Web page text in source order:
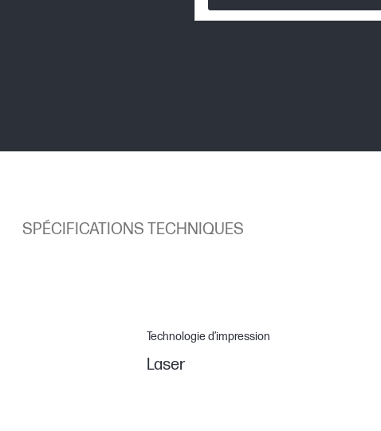
SPÉCIFICATIONS TECHNIQUES
Technologie d’impression
Laser